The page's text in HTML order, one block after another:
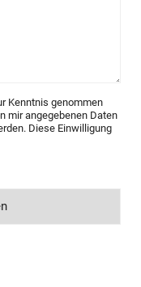
Kenntnis genommen
mir angegebenen Daten
Diese Einwilligung